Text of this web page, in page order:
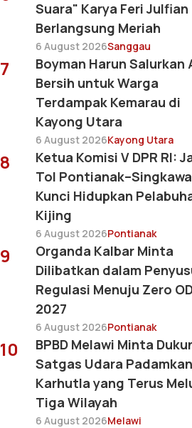
Suara" Karya Feri Julfian
Berlangsung Meriah
6 August 2026Sanggau
7
Boyman Harun Salurkan
Bersih untuk Warga
Terdampak Kemarau di
Kayong Utara
6 August 2026Kayong Utara
8
Ketua Komisi V DPR RI:
Tol
Kunci Hidupkan
Kijing
6 August 2026Pontianak
9
Organda Kalbar Minta
Dilibatkan dalam
Regulasi Menuju Zero
2027
6 August 2026Pontianak
10
BPBD Melawi Minta
Satgas Udara Padamkan
Karhutla yang Terus
Tiga Wilayah
6 August 2026Melawi